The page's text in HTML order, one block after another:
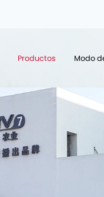
Productos Modo